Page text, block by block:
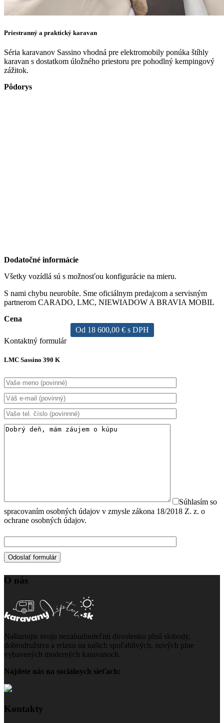
Priestranný a praktický karavan
Séria karavanov Sassino vhodná pre elektromobily ponúka štíhly
karavan s dostatkom úložného priestoru pre pohodlný kempingový
zážitok.
Pôdorys
Dodatočné informácie
Všetky vozídlá sú s možnosťou konfigurácie na mieru.
S nami chybu neurobíte. Sme oficiálnym predajcom a servisným
partnerom CARADO, LMC, NIEWIADOW A BRAVIA MOBIL
Cena
Od 18 600,00 € s DPH
Kontaktný formulár
LMC Sassino 390 K
Súhlasím so
spracovaním osobných údajov v zmysle zákona 18/2018 Z. z. o
ochrane osobných údajov.
O nás
Naštartujte svoju nezabudnuteľnú dovolenku plnú slobody,
dobrodružstva a relaxu na našich spoľahlivých, nových plne
vybavených moderných karavanoch.
Nájdete nás na sociálnych sieťach:
Kontakty